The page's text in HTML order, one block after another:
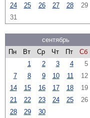
24
25 26 27 28 29
31
сентябрь
Пн
Вт Ср Чт Пт Сб
1
2 3 4 5
7
8 9 10 11 12
14
15 16 17 18 19
21
22 23 24 25 26
28
29 30